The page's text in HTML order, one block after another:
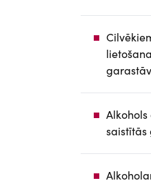
saistītās